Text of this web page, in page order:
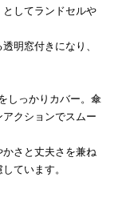
してランドセルや
明窓付きになり、
しっかりカバー。傘
クションでスムー
さと丈夫さを兼ね
ています。